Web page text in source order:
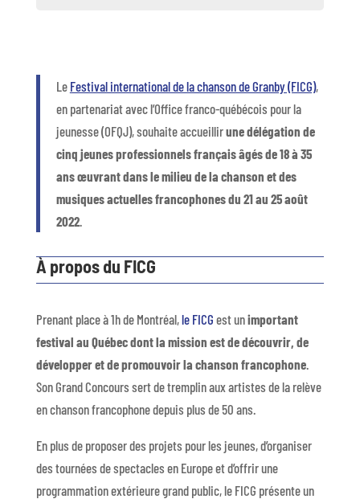
Le Festival international de la chanson de Granby (FICG),
en partenariat avec l’Office franco-québécois pour la
jeunesse (OFQJ), souhaite accueillirune délégation de
cinq jeunes professionnels français âgés de 18 à 35
ans œuvrant dans le milieu de la chanson et des
musiques actuelles francophones du 21 au 25 août
2022.
À propos du FICG
Prenant place à 1h de Montréal,le FICG est unimportant
festival au Québec dont la mission est de découvrir, de
développer et de promouvoir la chanson francophone.
Son Grand Concours sert de tremplin aux artistes de la relève
en chanson francophone depuis plus de 50 ans.
En plus de proposer des projets pour les jeunes, d’organiser
des tournées de spectacles en Europe et d’offrir une
programmation extérieure grand public, le FICG présente un